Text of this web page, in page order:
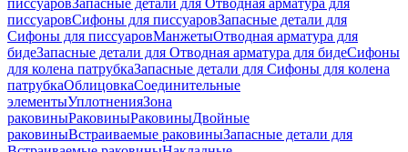
писсуаровЗапасные детали для Отводная арматура для
писсуаровCифоны для писсуаровЗапасные детали для
Cифоны для писсуаровМанжетыОтводная арматура для
бидеЗапасные детали для Отводная арматура для бидеСифоны
для колена патрубкаЗапасные детали для Сифоны для колена
патрубкаОблицовкаСоединительные
элементыУплотненияЗона
раковиныРаковиныРаковиныДвойные
раковиныВстраиваемые раковиныЗапасные детали для